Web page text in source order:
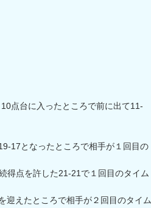
点台に入ったところで前に出て11-
17となったところで相手が１回目の
得点を許した21-21で１回目のタイム
迎えたところで相手が２回目のタイム